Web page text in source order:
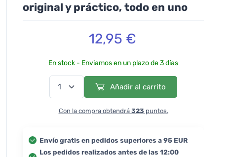
original y práctico, todo en uno
12,95 €
En stock - Enviamos en un plazo de 3 días
Añadir al carrito
Con la compra obtendrá 323 puntos.
Envío gratis en pedidos superiores a 95 EUR
Los pedidos realizados antes de las 12:00